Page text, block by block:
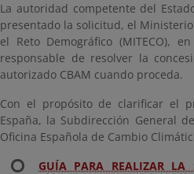
La autoridad competente del
presentado la solicitud, el
el Reto Demográfico (MITECO),
responsable de resolver la
autorizado CBAM cuando proceda.
Con el propósito de clarificar el
España, la Subdirección General
Oficina Española de Cambio
GUÍA PARA REALIZAR LA